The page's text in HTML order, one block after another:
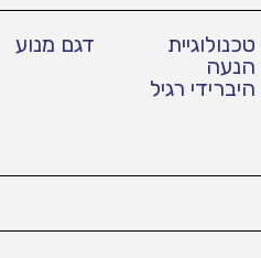
טכנולוגיית
הנעה
היברידי רגיל
דגם מנוע